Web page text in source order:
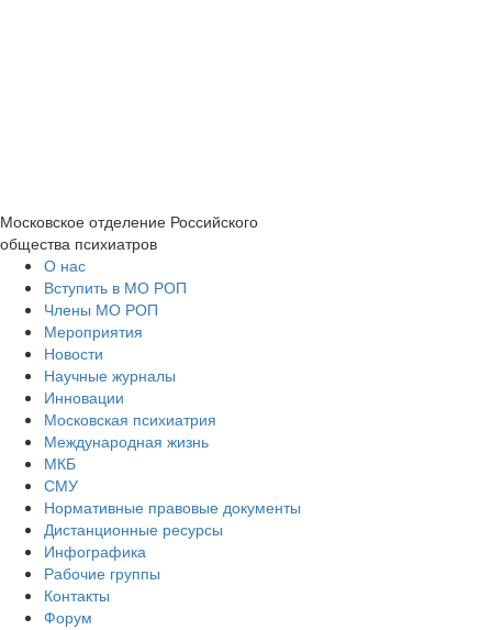
Московское отделение Российского
общества психиатров
О нас
Вступить в МО РОП
Члены МО РОП
Мероприятия
Новости
Научные журналы
Инновации
Московская психиатрия
Международная жизнь
МКБ
СМУ
Нормативные правовые документы
Дистанционные ресурсы
Инфографика
Рабочие группы
Контакты
Форум